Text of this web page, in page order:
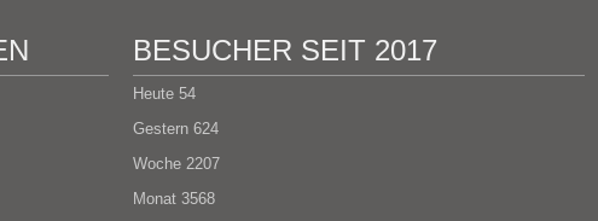
BESUCHER SEIT 2017
Heute54
Gestern624
Woche 2207
Monat 3568